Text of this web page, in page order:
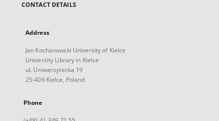
CONTACT DETAILS
Address
Jan Kochanowski University of Kielce
University Library in Kielce
ul. Uniwersytecka 19
25-406 Kielce, Poland
Phone